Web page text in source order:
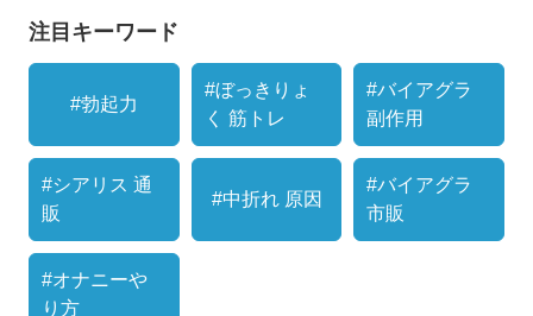
注目キーワード
#勃起力
#ぼっきりょ
く 筋トレ
#バイアグラ
副作用
#シアリス 通
販
#中折れ 原因
#バイアグラ
市販
#オナニーや
り方